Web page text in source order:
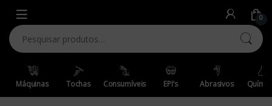
0
Pesquisar por:
Máquinas Tochas Consumíveis EPI’s Abrasivos